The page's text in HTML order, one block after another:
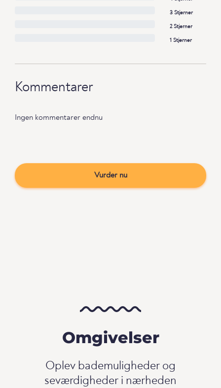
3 Stjerner
2 Stjerner
1 Stjerner
Kommentarer
Ingen kommentarer endnu
Vurder nu
Omgivelser
Oplev bademuligheder og
seværdigheder i nærheden